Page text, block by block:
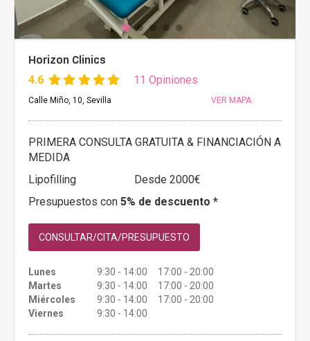
Horizon Clinics
4.6 11 Opiniones
Calle Miño, 10, Sevilla VER MAPA
PRIMERA CONSULTA GRATUITA & FINANCIACIÓN A
MEDIDA
Lipofilling
Desde 2000€
Presupuestos con 5% de descuento *
CONSULTAR/CITA/PRESUPUESTO
Lunes
9:30 - 14:00 17:00 - 20:00
Martes
9:30 - 14:00 17:00 - 20:00
Miércoles
9:30 - 14:00 17:00 - 20:00
Viernes
9:30 - 14:00